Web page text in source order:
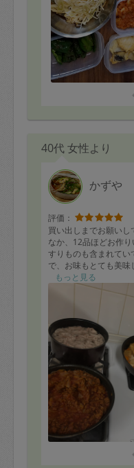
40代 女性より
かずや
評価：
買い出しまでお願い
なか、12品ほどお作
すりものも含まれてい
で、お味もとても美味
息子も、夫も、美味
やっぱり、和食店を
ありながらもプロの腕
た。
また、最後時間が過ぎ
に片付けてから帰って
本当に大満足です。
もっと見る